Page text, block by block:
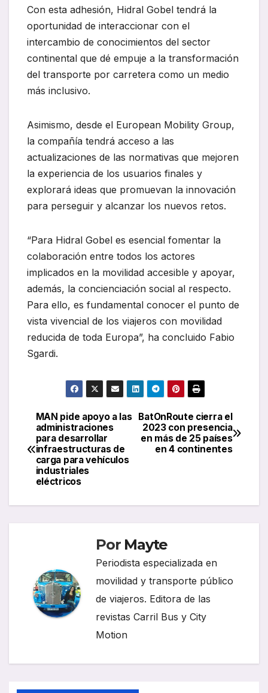
Con esta adhesión, Hidral Gobel tendrá la
oportunidad de interaccionar con el
intercambio de conocimientos del sector
continental que dé empuje a la transformación
del transporte por carretera como un medio
más inclusivo.
Asimismo, desde el European Mobility Group,
la compañía tendrá acceso a las
actualizaciones de las normativas que mejoren
la experiencia de los usuarios finales y
explorará ideas que promuevan la innovación
para perseguir y alcanzar los nuevos retos.
“Para Hidral Gobel es esencial fomentar la
colaboración entre todos los actores
implicados en la movilidad accesible y apoyar,
además, la concienciación social al respecto.
Para ello, es fundamental conocer el punto de
vista vivencial de los viajeros con movilidad
reducida de toda Europa”, ha concluido Fabio
Sgardi.
Navegación
de
entradas
BatOnRoute cierra el
2023 con presencia
en más de 25 países
en 4 continentes
MAN pide apoyo a las
administraciones
para desarrollar
infraestructuras de
carga para vehículos
industriales
eléctricos
Por Mayte
Periodista especializada en
movilidad y transporte público
de viajeros. Editora de las
revistas Carril Bus y City
Motion